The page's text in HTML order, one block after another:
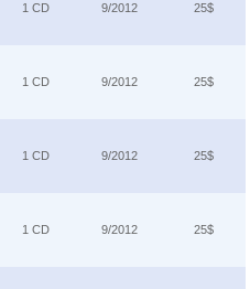
1 CD 9/2012 25$
1 CD 9/2012 25$
1 CD 9/2012 25$
1 CD 9/2012 25$